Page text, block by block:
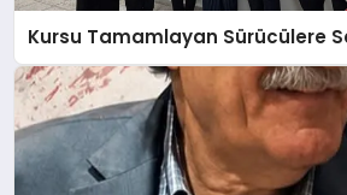
Kursu Tamamlayan Sürücülere